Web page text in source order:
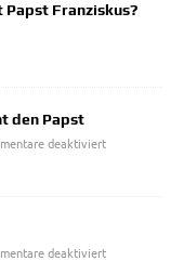
Franziskus?
den Papst
deaktiviert
deaktiviert